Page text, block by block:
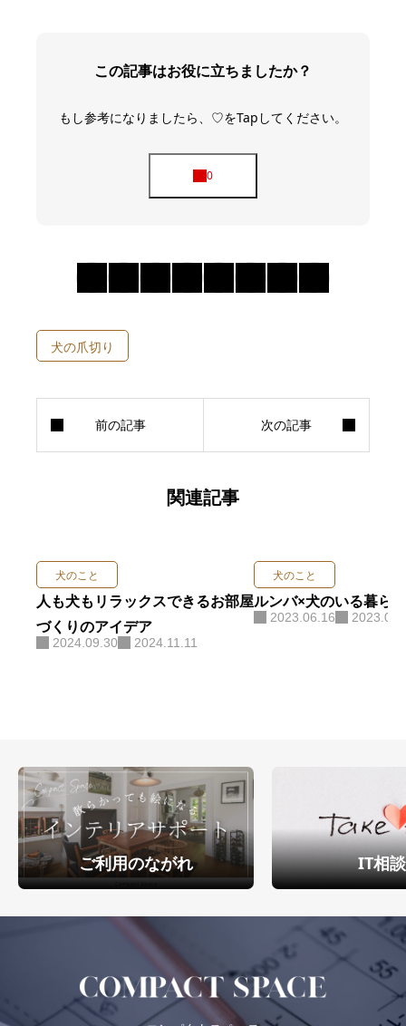
この記事はお役に立ちましたか？
もし参考になりましたら、♡をTapしてください。
犬の爪切り
関連記事
犬のこと
人も犬もリラックスできるお部屋
づくりのアイデア
2024.09.30 2024.11.11
犬のこと
ルンバ×犬のいる暮らし
2023.06.16
ご利用のながれ IT相